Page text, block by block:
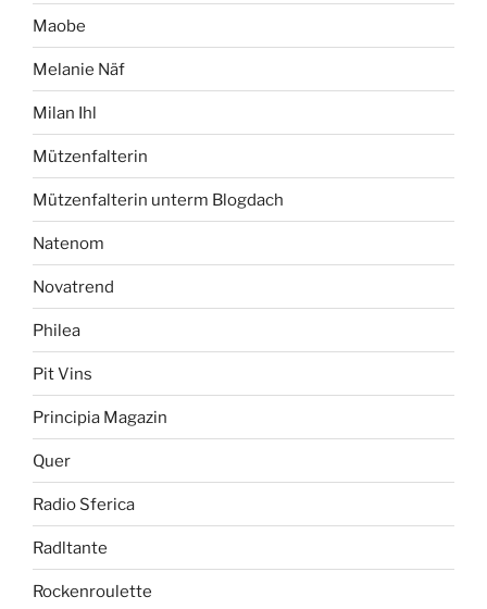
Maobe
Melanie Näf
Milan Ihl
Mützenfalterin
Mützenfalterin unterm Blogdach
Natenom
Novatrend
Philea
Pit Vins
Principia Magazin
Quer
Radio Sferica
Radltante
Rockenroulette